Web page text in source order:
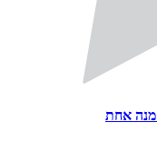
מנה אחת